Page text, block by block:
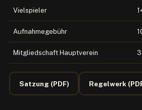
Vielspieler
Aufnahmegebühr
Mitgliedschaft Hauptverein
Satzung (PDF) Regelwerk